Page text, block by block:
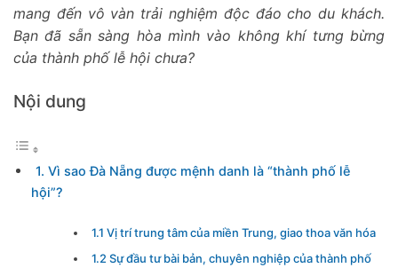
mang đến vô vàn trải nghiệm độc đáo cho du khách.
Bạn đã sẵn sàng hòa mình vào không khí tưng bừng
của thành phố lễ hội chưa?
Nội dung
1. Vì sao Đà Nẵng được mệnh danh là “thành phố lễ
hội”?
1.1 Vị trí trung tâm của miền Trung, giao thoa văn hóa
1.2 Sự đầu tư bài bản, chuyên nghiệp của thành phố